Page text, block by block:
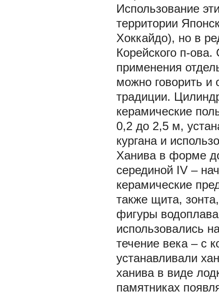
Использование
территории
Хоккайдо), но в
Корейского п-
применения
можно говорить и
традиции.
керамические
0,2 до 2,5 м,
кургана и
Ханива в форме
серединой IV –
керамические
также щита,
фигуры
использовались
течение века – с
устанавливали
ханива в виде
памятниках